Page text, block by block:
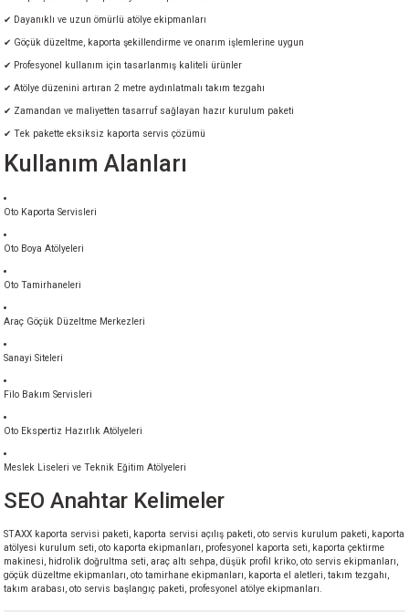
✔ Dayanıklı ve uzun ömürlü atölye ekipmanları
✔ Göçük düzeltme, kaporta şekillendirme ve onarım işlemlerine uygun
✔ Profesyonel kullanım için tasarlanmış kaliteli ürünler
✔ Atölye düzenini artıran 2 metre aydınlatmalı takım tezgahı
✔ Zamandan ve maliyetten tasarruf sağlayan hazır kurulum paketi
✔ Tek pakette eksiksiz kaporta servis çözümü
Kullanım Alanları
Oto Kaporta Servisleri
Oto Boya Atölyeleri
Oto Tamirhaneleri
Araç Göçük Düzeltme Merkezleri
Sanayi Siteleri
Filo Bakım Servisleri
Oto Ekspertiz Hazırlık Atölyeleri
Meslek Liseleri ve Teknik Eğitim Atölyeleri
SEO Anahtar Kelimeler
STAXX kaporta servisi paketi, kaporta servisi açılış paketi, oto servis kurulum paketi, kaporta
atölyesi kurulum seti, oto kaporta ekipmanları, profesyonel kaporta seti, kaporta çektirme
makinesi, hidrolik doğrultma seti, araç altı sehpa, düşük profil kriko, oto servis ekipmanları,
göçük düzeltme ekipmanları, oto tamirhane ekipmanları, kaporta el aletleri, takım tezgahı,
takım arabası, oto servis başlangıç paketi, profesyonel atölye ekipmanları.